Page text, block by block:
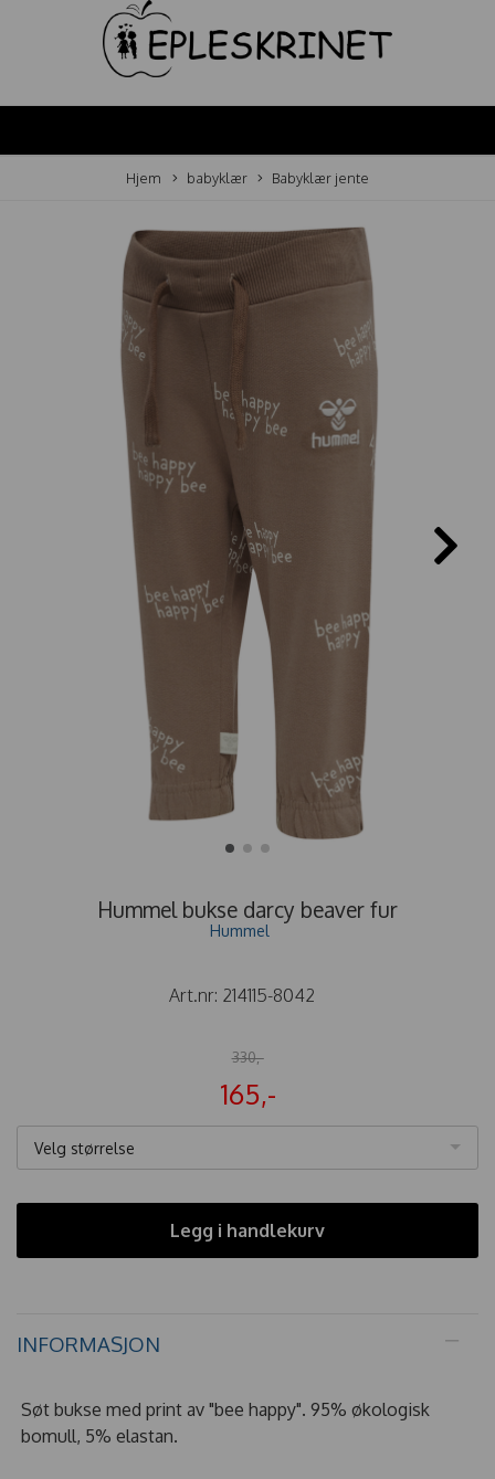
Hjem babyklær Babyklær jente
Hummel bukse darcy beaver fur
Hummel
Art.nr: 214115-8042
330,-
165,-
Velg størrelse
Legg i handlekurv
INFORMASJON
Søt bukse med print av "bee happy". 95% økologisk
bomull, 5% elastan.